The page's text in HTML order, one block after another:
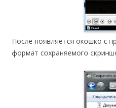
После появляется окошко с
формат сохраняемого